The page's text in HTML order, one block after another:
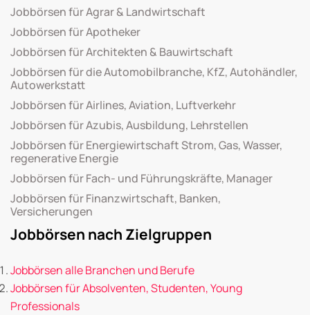
Jobbörsen für Agrar & Landwirtschaft
Jobbörsen für Apotheker
Jobbörsen für Architekten & Bauwirtschaft
Jobbörsen für die Automobilbranche, KfZ, Autohändler,
Autowerkstatt
Jobbörsen für Airlines, Aviation, Luftverkehr
Jobbörsen für Azubis, Ausbildung, Lehrstellen
Jobbörsen für Energiewirtschaft Strom, Gas, Wasser,
regenerative Energie
Jobbörsen für Fach- und Führungskräfte, Manager
Jobbörsen für Finanzwirtschaft, Banken,
Versicherungen
Jobbörsen nach Zielgruppen
Jobbörsen alle Branchen und Berufe
Jobbörsen für Absolventen, Studenten, Young
Professionals